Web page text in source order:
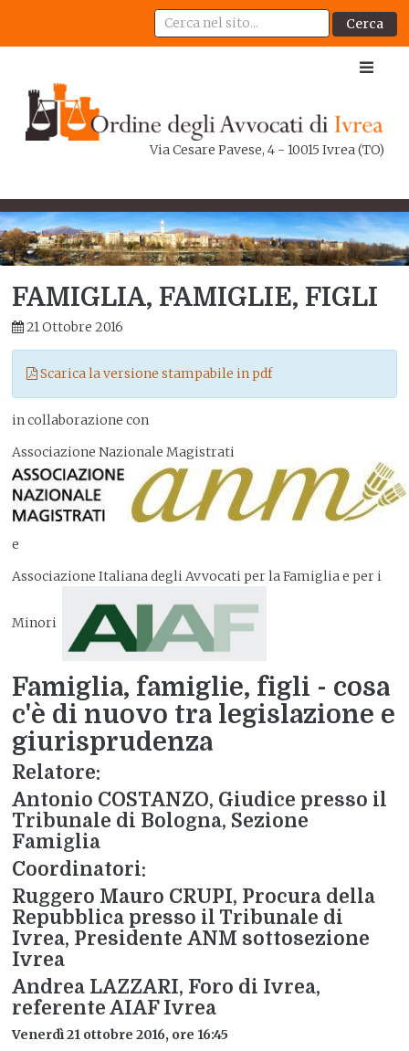
Cerca
Via Cesare Pavese, 4 - 10015 Ivrea (TO)
FAMIGLIA, FAMIGLIE, FIGLI
21 Ottobre 2016
Scarica la versione stampabile in pdf
in collaborazione con
Associazione Nazionale Magistrati
e
Associazione Italiana degli Avvocati per la Famiglia e per i
Minori
Famiglia, famiglie, figli - cosa
c'è di nuovo tra legislazione e
giurisprudenza
Relatore:
Antonio COSTANZO, Giudice presso il
Tribunale di Bologna, Sezione
Famiglia
Coordinatori:
Ruggero Mauro CRUPI, Procura della
Repubblica presso il Tribunale di
Ivrea, Presidente ANM sottosezione
Ivrea
Andrea LAZZARI, Foro di Ivrea,
referente AIAF Ivrea
Venerdì 21 ottobre 2016, ore 16:45